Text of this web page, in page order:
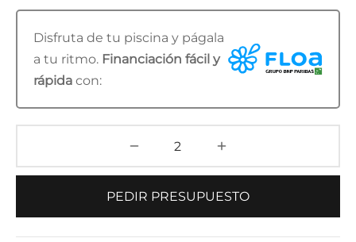
Disfruta de tu piscina y págala
a tu ritmo. Financiación fácil y
rápida con:
PEDIR PRESUPUESTO